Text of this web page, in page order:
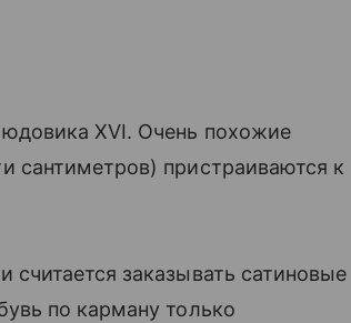
XVI. Очень похожие
сантиметров) пристраиваются к
заказывать сатиновые
по карману только